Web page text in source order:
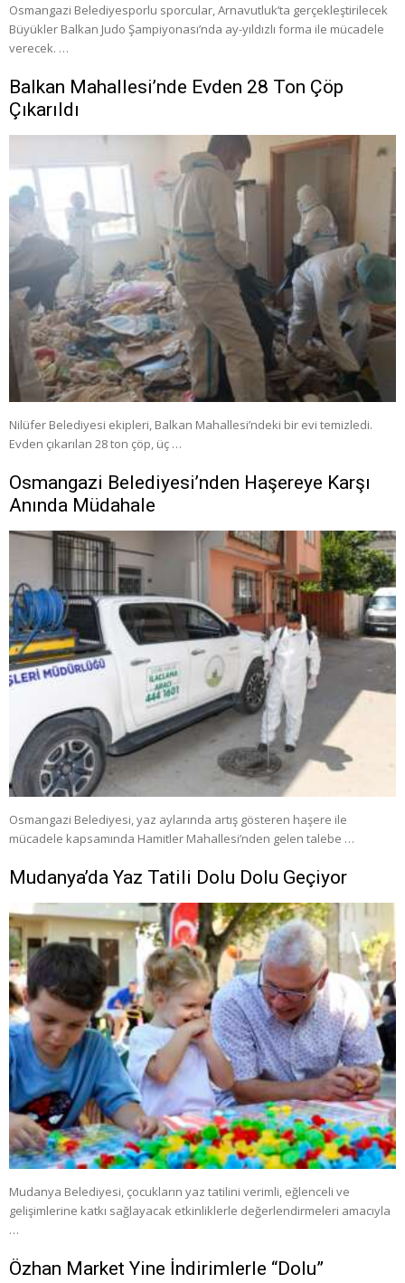
Osmangazi Belediyesporlu sporcular, Arnavutluk’ta gerçekleştirilecek
Büyükler Balkan Judo Şampiyonası’nda ay-yıldızlı forma ile mücadele
verecek. …
Balkan Mahallesi’nde Evden 28 Ton Çöp
Çıkarıldı
Nilüfer Belediyesi ekipleri, Balkan Mahallesi’ndeki bir evi temizledi.
Evden çıkarılan 28 ton çöp, üç …
Osmangazi Belediyesi’nden Haşereye Karşı
Anında Müdahale
Osmangazi Belediyesi, yaz aylarında artış gösteren haşere ile
mücadele kapsamında Hamitler Mahallesi’nden gelen talebe …
Mudanya’da Yaz Tatili Dolu Dolu Geçiyor
Mudanya Belediyesi, çocukların yaz tatilini verimli, eğlenceli ve
gelişimlerine katkı sağlayacak etkinliklerle değerlendirmeleri amacıyla
…
Özhan Market Yine İndirimlerle “Dolu”